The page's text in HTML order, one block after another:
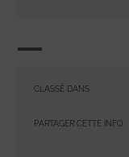
CLASSÉ DANS :
PARTAGER CETTE INFO